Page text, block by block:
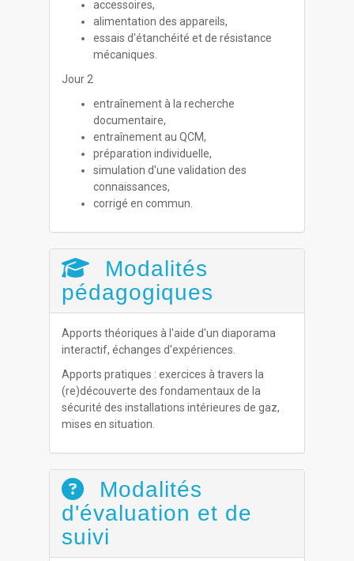
accessoires,
alimentation des appareils,
essais d'étanchéité et de résistance
mécaniques.
Jour 2
entraînement à la recherche
documentaire,
entraînement au QCM,
préparation individuelle,
simulation d'une validation des
connaissances,
corrigé en commun.
Modalités
pédagogiques
Apports théoriques à l'aide d'un diaporama
interactif, échanges d'expériences.
Apports pratiques : exercices à travers la
(re)découverte des fondamentaux de la
sécurité des installations intérieures de gaz,
mises en situation.
Modalités
d'évaluation et de
suivi